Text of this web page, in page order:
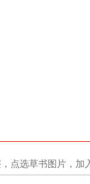
点选草书图片，加